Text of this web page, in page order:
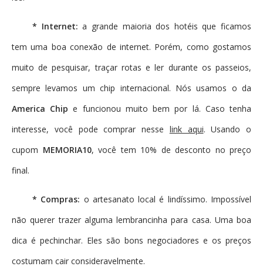
* Internet: a grande maioria dos hotéis que ficamos
tem uma boa conexão de internet. Porém, como gostamos
muito de pesquisar, traçar rotas e ler durante os passeios,
sempre levamos um chip internacional. Nós usamos o da
America Chip e funcionou muito bem por lá. Caso tenha
interesse, você pode comprar nesse link aqui. Usando o
cupom MEMORIA10, você tem 10% de desconto no preço
final.
* Compras: o artesanato local é lindíssimo. Impossível
não querer trazer alguma lembrancinha para casa. Uma boa
dica é pechinchar. Eles são bons negociadores e os preços
costumam cair consideravelmente.